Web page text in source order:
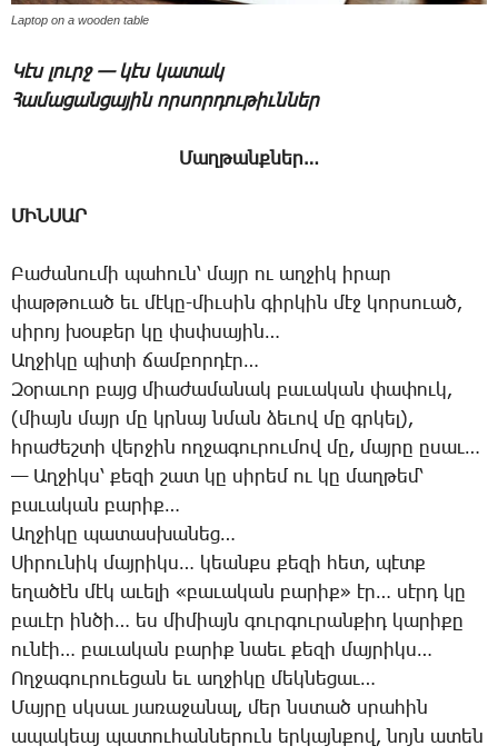
Laptop on a wooden table
Կէս լուրջ — կէս կատակ
­­Հա­մա­ցան­ցա­յին որ­սոր­դու­թիւն­ներ
­Մաղ­թանք­ներ…
ՄԻՆՍԱՐ
­­Բա­ժա­նու­մի պա­հուն՝ մայր ու աղ­ջիկ ի­րար
փաթ­թո­ւած եւ մէ­կը-միւ­սին գիր­կին մէջ կոր­սո­ւած,
սի­րոյ խօս­քեր կը փսփսա­յին…
Աղ­ջի­կը պի­տի ճամ­բոր­դէր…
­­Զօ­րա­ւոր բայց միա­ժա­մա­նակ բա­ւա­կան փա­փուկ,
(միայն մայր մը կրնայ նման ձե­ւով մը գրկել),
հրա­ժեշ­տի վեր­ջին ող­ջա­գու­րու­մով մը, մայ­րը ը­սաւ…
— Աղ­ջիկս՝ քե­զի շատ կը սի­րեմ ու կը մաղ­թեմ՝
բա­ւա­կան բա­րիք…
Աղ­ջի­կը պա­տաս­խա­նեց…
­­Սի­րու­նիկ մայ­րիկս… կեանքս քե­զի հետ, պէտք
ե­ղա­ծէն մէկ ա­ւե­լի «բա­ւա­կան բա­րիք» էր… սէրդ կը
բա­ւէր ին­ծի… ես մի­միայն գուր­գու­րան­քիդ կա­րի­քը
ու­նէի… բա­ւա­կան բա­րիք նաեւ քե­զի մայ­րիկս…
Ող­ջա­գու­րո­ւե­ցան եւ աղ­ջի­կը մեկ­նե­ցաւ…
­­Մայ­րը սկսաւ յա­ռա­ջա­նալ, մեր նստած սրա­հին
ա­պա­կեայ պա­տու­հան­նե­րուն եր­կայն­քով, նոյն ա­տեն